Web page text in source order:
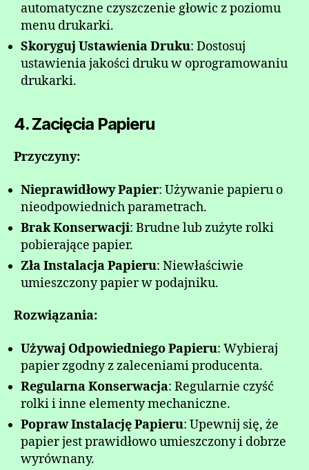
automatyczne czyszczenie głowic z poziomu
menu drukarki.
Skoryguj Ustawienia Druku: Dostosuj
ustawienia jakości druku w oprogramowaniu
drukarki.
4. Zacięcia Papieru
Przyczyny:
Nieprawidłowy Papier: Używanie papieru o
nieodpowiednich parametrach.
Brak Konserwacji: Brudne lub zużyte rolki
pobierające papier.
Zła Instalacja Papieru: Niewłaściwie
umieszczony papier w podajniku.
Rozwiązania:
Używaj Odpowiedniego Papieru: Wybieraj
papier zgodny z zaleceniami producenta.
Regularna Konserwacja: Regularnie czyść
rolki i inne elementy mechaniczne.
Popraw Instalację Papieru: Upewnij się, że
papier jest prawidłowo umieszczony i dobrze
wyrównany.